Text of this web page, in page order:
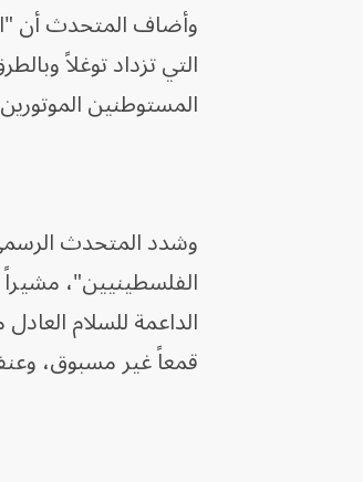
وأضاف المتحدث أن
التي تزداد توغلاً
المستوطنين
وشدد المتحدث
الفلسطينيين"،
الداعمة للسلام
قمعاً غير مسبوق،